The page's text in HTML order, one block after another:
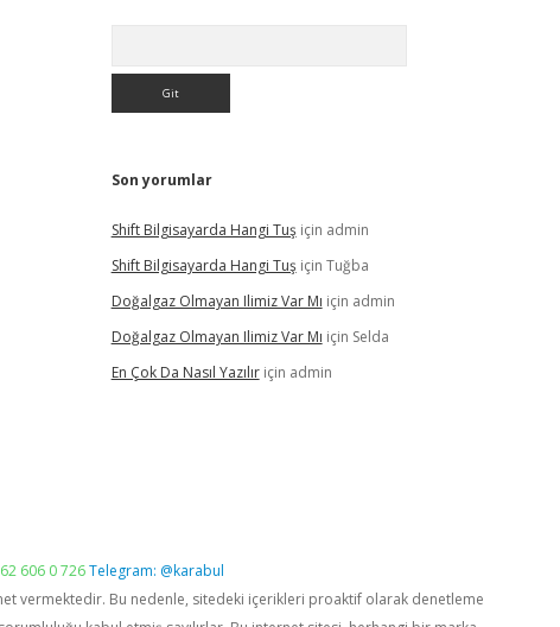
Son yorumlar
Shift Bilgisayarda Hangi Tuşiçin admin
Shift Bilgisayarda Hangi Tuşiçin Tuğba
Doğalgaz Olmayan Ilimiz Var Mı için admin
Doğalgaz Olmayan Ilimiz Var Mı için Selda
En Çok Da Nasıl Yazılıriçin admin
606 0 726Telegram: @karabul
vermektedir. Bu nedenle, sitedeki içerikleri proaktif olarak denetleme